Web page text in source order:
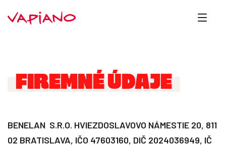
FIREMNÉ ÚDAJE
BENELAN S.R.O. HVIEZDOSLAVOVO NÁMESTIE 20, 811
02 BRATISLAVA, IČO 47603160, DIČ 2024036949, IČ